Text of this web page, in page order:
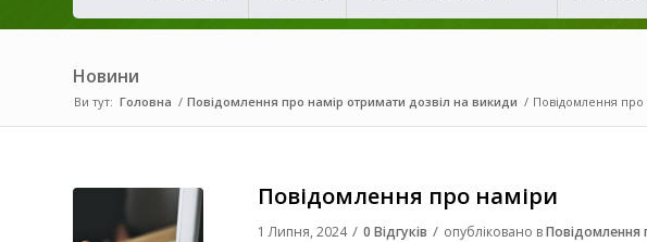
Новини
Ви тут: Головна / Повідомлення про намір отримати дозвіл на викиди / Повідомлення про
Повідомлення про наміри
1 Липня, 2024 / 0 Відгуків / опубліковано вПовідомлення